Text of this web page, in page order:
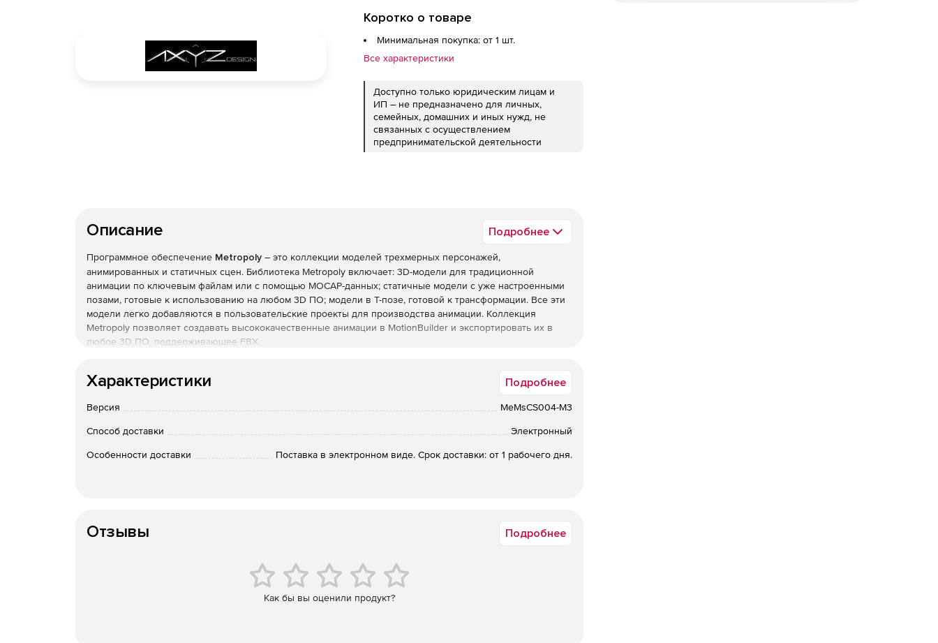
Коротко о товаре
Минимальная покупка: от 1 шт.
Все характеристики
Доступно только юридическим лицам и
ИП – не предназначено для личных,
семейных, домашних и иных нужд, не
связанных с осуществлением
предпринимательской деятельности
Описание Подробнее
Программное обеспечение Metropoly – это коллекции моделей трехмерных персонажей,
анимированных и статичных сцен. Библиотека Metropoly включает: 3D-модели для традиционной
анимации по ключевым файлам или с помощью MOCAP-данных; статичные модели с уже настроенными
позами, готовые к использованию на любом 3D ПО; модели в Т-позе, готовой к трансформации. Все эти
модели легко добавляются в пользовательские проекты для производства анимации. Коллекция
Metropoly позволяет создавать высококачественные анимации в MotionBuilder и экспортировать их в
любое 3D ПО, поддерживающее FBX.
Характеристики Подробнее
Версия MeMsCS004-M3
Способ доставки Электронный
Особенности доставки Поставка в электронном виде. Срок доставки: от 1 рабочего дня.
Отзывы Подробнее
Как бы вы оценили продукт?